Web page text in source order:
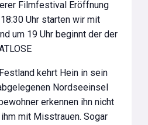
Filmfestival Eröffnung
Uhr starten wir mit
um 19 Uhr beginnt der der
kehrt Hein in sein
Nordseeinsel
erkennen ihn nicht
mit Misstrauen. Sogar